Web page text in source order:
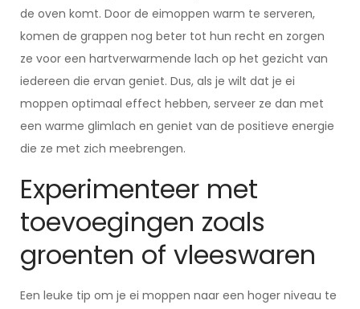
de oven komt. Door de eimoppen warm te serveren,
komen de grappen nog beter tot hun recht en zorgen
ze voor een hartverwarmende lach op het gezicht van
iedereen die ervan geniet. Dus, als je wilt dat je ei
moppen optimaal effect hebben, serveer ze dan met
een warme glimlach en geniet van de positieve energie
die ze met zich meebrengen.
Experimenteer met
toevoegingen zoals
groenten of vleeswaren
Een leuke tip om je ei moppen naar een hoger niveau te